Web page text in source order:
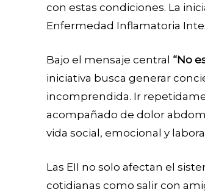
con estas condiciones. La
Enfermedad Inflamatoria
Bajo el mensaje central “No
iniciativa busca generar
incomprendida. Ir
acompañado de dolor
vida social, emocional y
Las EII no solo afectan el
cotidianas como salir con